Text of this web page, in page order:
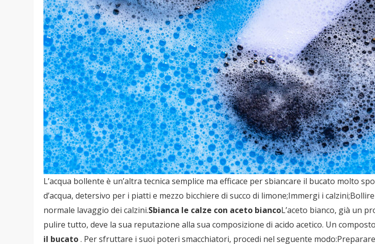
L’acqua bollente è un’altra tecnica semplice ma efficace per sbiancare il bucato molto
d’acqua, detersivo per i piatti e mezzo bicchiere di succo di limone;Immergi i
normale lavaggio dei calzini.Sbianca le calze con aceto biancoL’aceto bianco, già un
pulire tutto, deve la sua reputazione alla sua composizione di acido acetico. Un
il bucato. Per sfruttare i suoi poteri smacchiatori, procedi nel seguente